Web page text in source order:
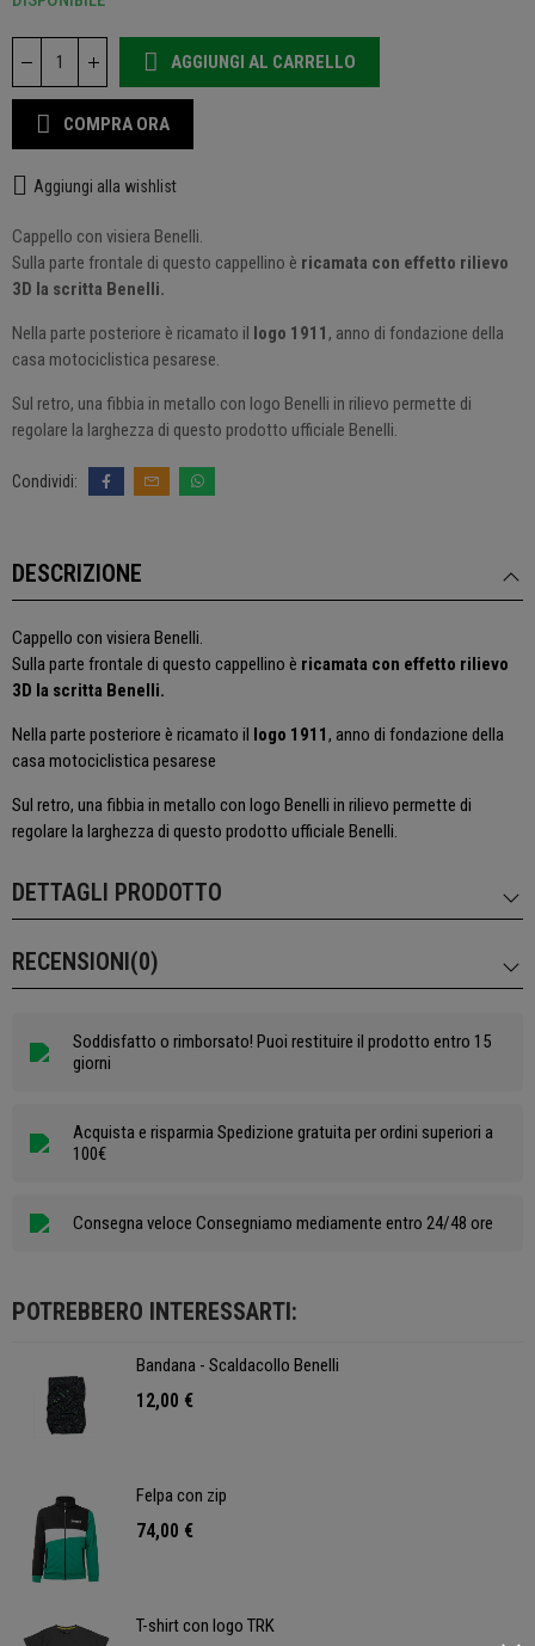
AGGIUNGI AL CARRELLO
COMPRA ORA
Aggiungi alla wishlist
Cappello con visiera Benelli.
Sulla parte frontale di questo cappellino è ricamata con effetto rilievo
3D la scritta Benelli.
Nella parte posteriore è ricamato il logo 1911 , anno di fondazione della
casa motociclistica pesarese.
Sul retro, una fibbia in metallo con logo Benelli in rilievo permette di
regolare la larghezza di questo prodotto ufficiale Benelli.
DESCRIZIONE
Cappello con visiera Benelli.
Sulla parte frontale di questo cappellino è ricamata con effetto rilievo
3D la scritta Benelli.
Nella parte posteriore è ricamato il logo 1911, anno di fondazione della
casa motociclistica pesarese
Sul retro, una fibbia in metallo con logo Benelli in rilievo permette di
regolare la larghezza di questo prodotto ufficiale Benelli.
DETTAGLI PRODOTTO
RECENSIONI(0)
Soddisfatto o rimborsato! Puoi restituire il prodotto entro 15
giorni
Acquista e risparmia Spedizione gratuita per ordini superiori a
100€
Consegna veloce Consegniamo mediamente entro 24/48 ore
POTREBBERO INTERESSARTI:
Bandana - Scaldacollo Benelli
12,00 €
Felpa con zip
74,00 €
T-shirt con logo TRK